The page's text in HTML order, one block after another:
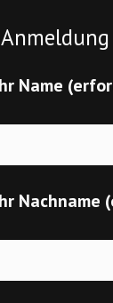
Name
Nachname